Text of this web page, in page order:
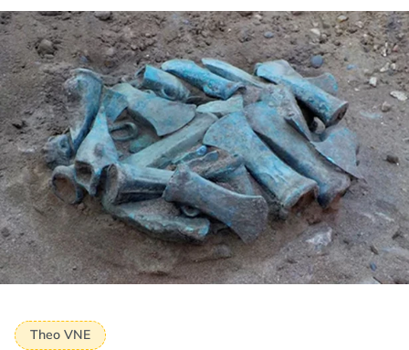
Theo VNE